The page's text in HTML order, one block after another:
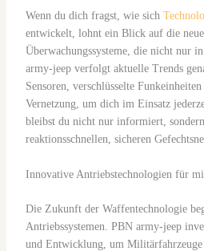
Wenn du dich fragst, wie sich
entwickelt, lohnt ein Blick auf die
Überwachungssysteme, die nicht nur
army-jeep verfolgt aktuelle Trends
Sensoren, verschlüsselte
Vernetzung, um dich im Einsatz
bleibst du nicht nur informiert,
reaktionsschnellen, sicheren
Innovative Antriebstechnologien für
Die Zukunft der Waffentechnologie
Antriebssystemen. PBN army-jeep
und Entwicklung, um